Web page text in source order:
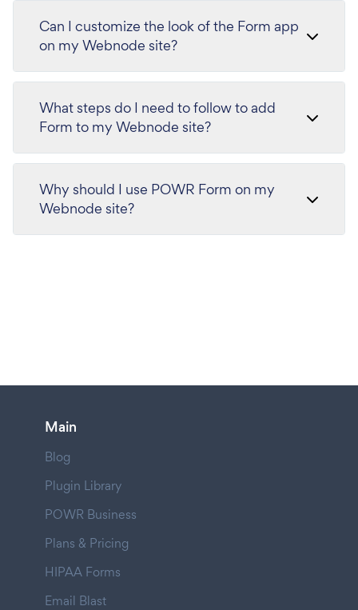
Can I customize the look of the Form app
on my Webnode site?
What steps do I need to follow to add
Form to my Webnode site?
Why should I use POWR Form on my
Webnode site?
Main
Blog
Plugin Library
POWR Business
Plans & Pricing
HIPAA Forms
Email Blast